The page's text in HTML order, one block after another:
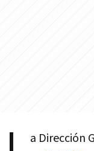
a Dirección